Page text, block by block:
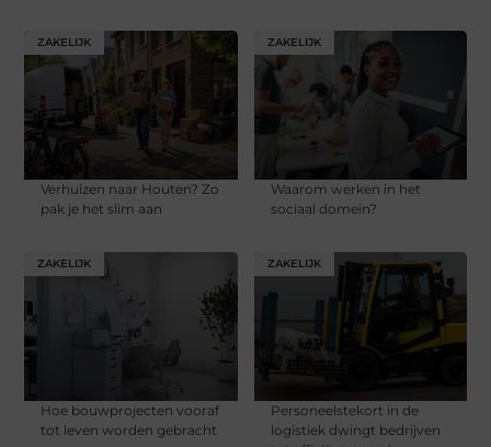
ZAKELIJK
Verhuizen naar Houten? Zo
pak je het slim aan
ZAKELIJK
Waarom werken in het
sociaal domein?
ZAKELIJK
Hoe bouwprojecten vooraf
tot leven worden gebracht
ZAKELIJK
Personeelstekort in de
logistiek dwingt bedrijven